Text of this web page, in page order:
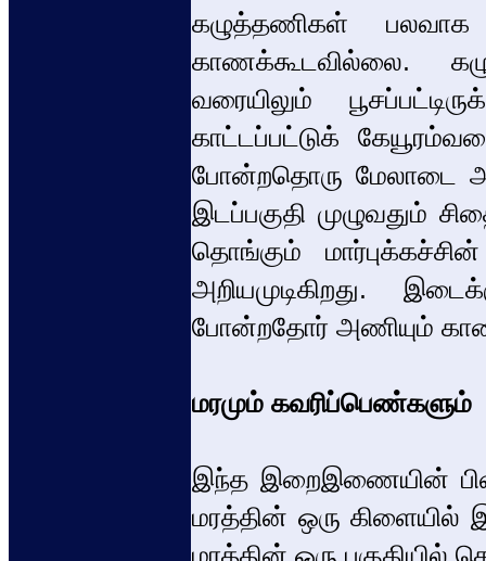
கழுத்தணிகள்
காணக்கூடவில்லை.
வரையிலும்
காட்டப்பட்டுக்
போன்றதொரு மேலாடை
இடப்பகுதி முழுவதும்
தொங்கும்
அறியமுடிகிறது.
போன்றதோர் அணியும்
மரமும் கவரிப்பெண்களும்
இந்த இறைஇணையின்
மரத்தின் ஒரு
மரத்தின் ஒரு பகுதியில்